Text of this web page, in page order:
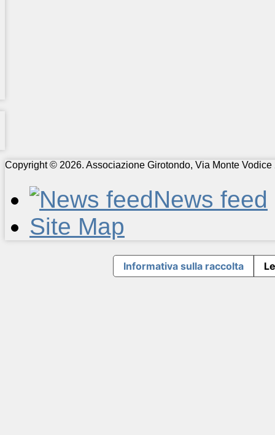
Copyright © 2026. Associazione Girotondo, Via Monte Vodice
News feed
Site Map
Informativa sulla raccolta